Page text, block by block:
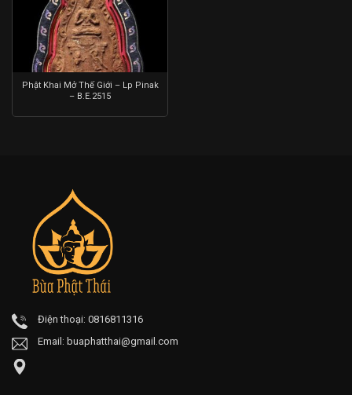
Phật Khai Mở Thế Giới – Lp Pinak
– B.E.2515
Điện thoại: 0816811316
Email: buaphatthai@gmail.com